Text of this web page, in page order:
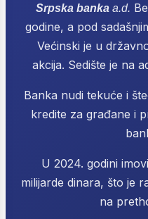
Srpska banka a.d.
godine, a pod
Većinski je u
akcija. Sedište je na
Banka nudi tekuće i
kredite za građane i
U 2024. godini
milijarde dinara, što je
na